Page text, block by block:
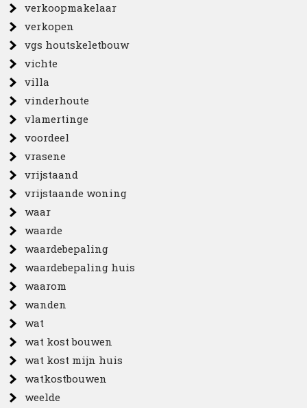
verkoopmakelaar
verkopen
vgs houtskeletbouw
vichte
villa
vinderhoute
vlamertinge
voordeel
vrasene
vrijstaand
vrijstaande woning
waar
waarde
waardebepaling
waardebepaling huis
waarom
wanden
wat
wat kost bouwen
wat kost mijn huis
watkostbouwen
weelde